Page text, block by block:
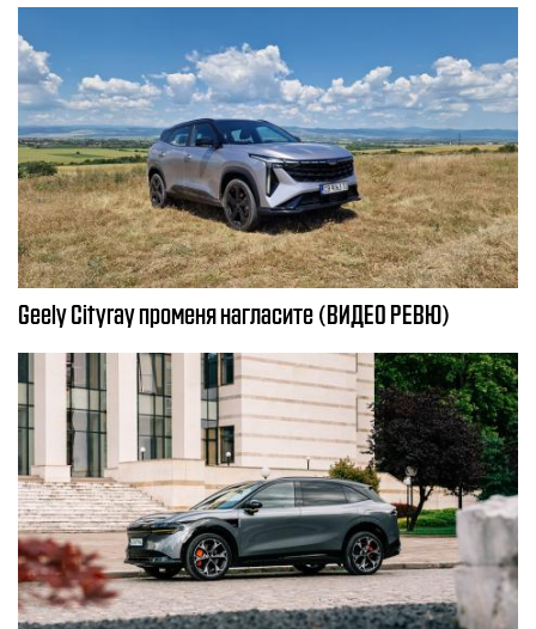
Geely Cityray променя нагласите (ВИДЕО РЕВЮ)